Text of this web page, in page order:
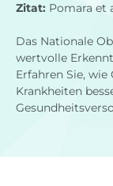
Zitat: Pomara et
Das Nationale
wertvolle
Erfahren Sie,
Krankheiten